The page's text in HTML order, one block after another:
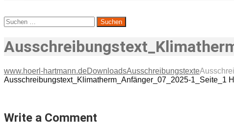
Suchen
nach:
www.hoerl-hartmann.deDownloadsAusschreibungstexte
Ausschreibungstext_Klimatherm_Anfänger_07_2025-1_Seite_1
Write a Comment